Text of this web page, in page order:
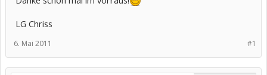
LG Chriss
#1
6. Mai 2011